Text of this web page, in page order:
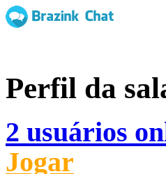
Perfil da
2 usuários
Jogar